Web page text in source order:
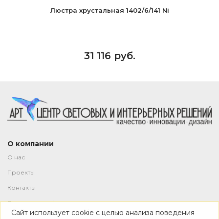
Люстра хрустальная 1402/6/141 Ni
31 116 руб.
О компании
О нас
Проекты
Контакты
Политика конфиденциальности
Сайт использует cookie с целью анализа поведения